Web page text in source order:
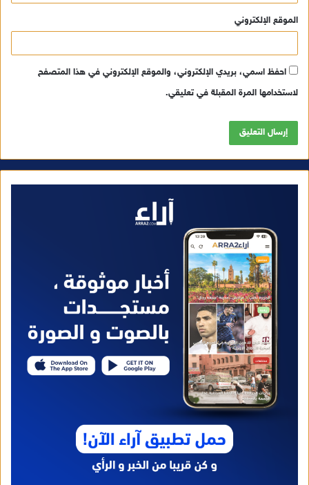
الموقع الإلكتروني
احفظ اسمي، بريدي الإلكتروني، والموقع الإلكتروني في هذا المتصفح
لاستخدامها المرة المقبلة في تعليقي.